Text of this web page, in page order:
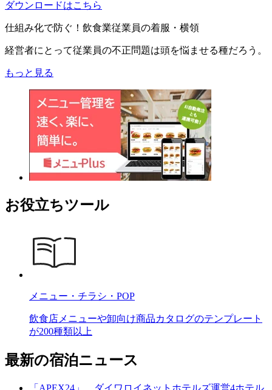
ダウンロードはこちら
仕組み化で防ぐ！飲食業従業員の着服・横領
経営者にとって従業員の不正問題は頭を悩ませる種だろう。
もっと見る
お役立ちツール
メニュー・チラシ・POP
飲食店メニューや卸向け商品カタログのテンプレート
が200種類以上
最新の宿泊ニュース
「APEX24」、ダイワロイネットホテルズ運営4ホテル